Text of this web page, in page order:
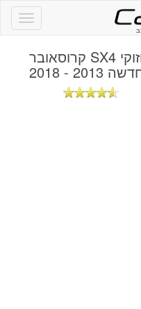
סוזוקי SX4 קרוסאובר
2013 - 2018